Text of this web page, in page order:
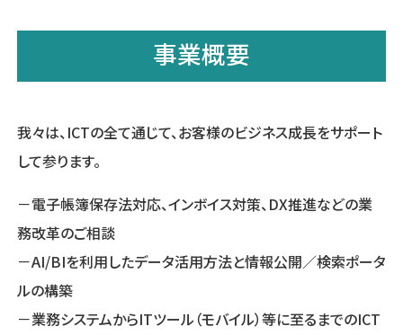
事業概要
我々は、ICTの全て通じて、お客様のビジネス成長をサポート
して参ります。
－電子帳簿保存法対応、インボイス対策、DX推進などの業
務改革のご相談
－AI/BIを利用したデータ活用方法と情報公開／検索ポータ
ルの構築
－業務システムからITツール（モバイル）等に至るまでのICT